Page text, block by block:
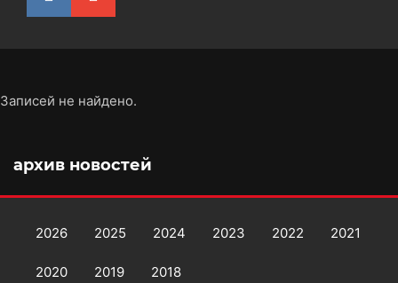
Записей не найдено.
архив новостей
2026 2025 2024 2023 2022 2021
2020 2019 2018